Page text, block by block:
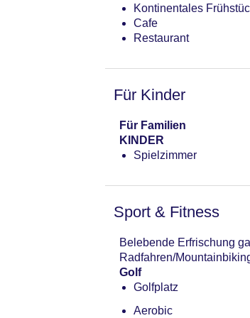
Kontinentales
Cafe
Restaurant
Für Kinder
Für Familien
KINDER
Spielzimmer
Sport & Fitness
Belebende Erfrischung
Radfahren/
Golf
Golfplatz
Aerobic